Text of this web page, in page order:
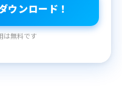
ウンロード！
は無料です